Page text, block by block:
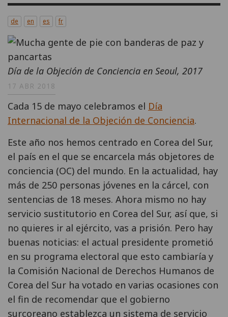
de en es fr
Día de la Objeción de Conciencia en Seoul, 2017
17 ABR 2018
Cada 15 de mayo celebramos el Día
Internacional de la Objeción de Conciencia.
Este año nos hemos centrado en Corea del Sur,
el país en el que se encarcela más objetores de
conciencia (OC) del mundo. En la actualidad, hay
más de 250 personas jóvenes en la cárcel, con
sentencias de 18 meses. Ahora mismo no hay
servicio sustitutorio en Corea del Sur, así que, si
no quieres ir al ejército, vas a prisión. Pero hay
buenas noticias: el actual presidente prometió
en su programa electoral que esto cambiaría y
la Comisión Nacional de Derechos Humanos de
Corea del Sur ha votado en varias ocasiones con
el fin de recomendar que el gobierno
surcoreano establezca un sistema de servicio